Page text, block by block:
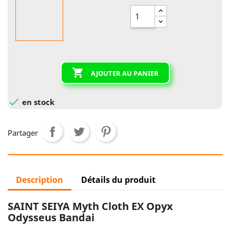
 AJOUTER AU PANIER
 en stock
Partager
Description Détails du produit
SAINT SEIYA Myth Cloth EX Opyx
Odysseus Bandai